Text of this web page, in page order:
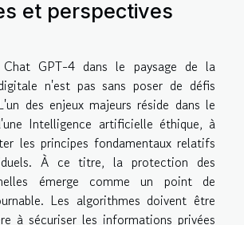
et perspectives
GPT-4 dans le paysage de la
n'est pas sans poser de défis
des enjeux majeurs réside dans le
Intelligence artificielle éthique, à
les principes fondamentaux relatifs
À ce titre, la protection des
émerge comme un point de
Les algorithmes doivent être
à sécuriser les informations privées